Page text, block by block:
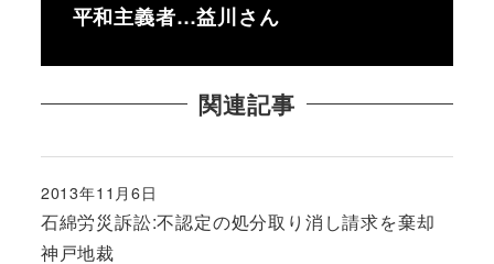
平和主義者…益川さん
関連記事
石綿労災訴訟:不認定の処分取り消し請求を棄却
神戸地裁
投稿日
2013年11月6日